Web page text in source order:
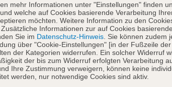
mehr Informationen unter "Einstellungen" finden
welche auf Cookies basierende Verarbeitung
möchten. Weitere Information zu den
. Zusätzliche Informationen zur auf Cookies
Sie im Datenschutz-Hinweis . Sie können zudem
über "Cookie-Einstellungen" [in der Fußzeile
der Kategorien widerrufen. Ein solcher Widerruf
der bis zum Widerruf erfolgten Verarbeitung
Ihre Zustimmung verweigern, können keine
werden, nur notwendige Cookies sind aktiv.